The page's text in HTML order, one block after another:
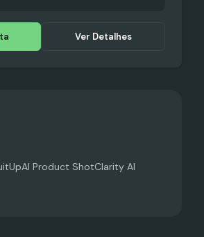
Ver Detalhes
AI Product ShotClarity AI